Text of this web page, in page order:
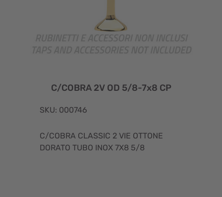
C/COBRA 2V OD 5/8-7x8 CP
SKU: 000746
C/COBRA CLASSIC 2 VIE OTTONE
DORATO TUBO INOX 7X8 5/8